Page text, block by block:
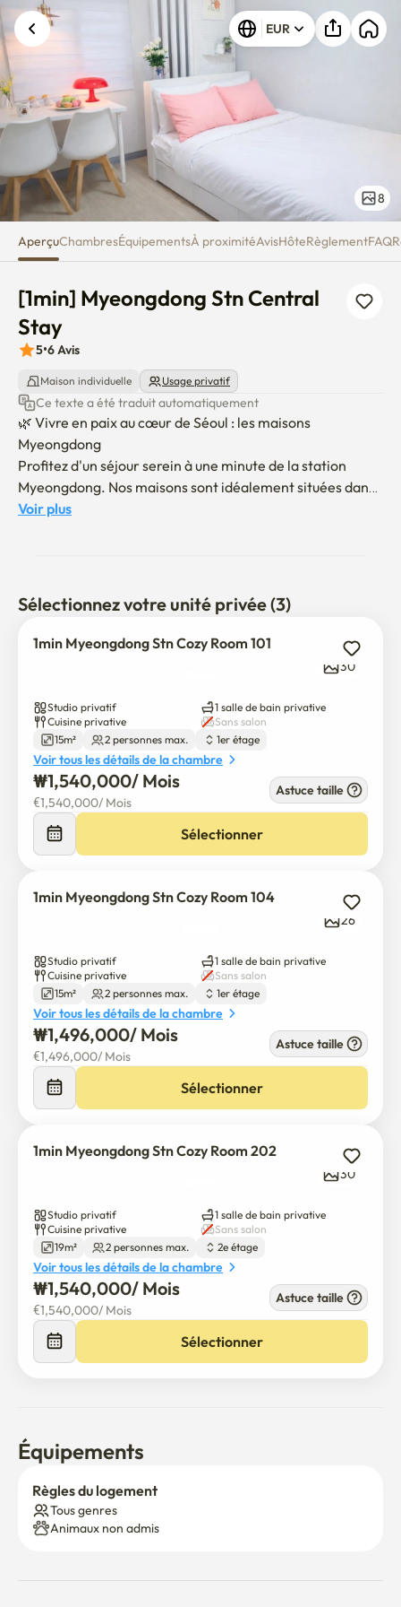
[1min] Myeongdong Stn
EUR
8
AperçuChambresÉquipementsÀ proximitéAvisHôteRèglementFAQ
[1min] Myeongdong Stn Central
Stay
5•6Avis
Maison individuelle Usage privatif
Ce texte a été traduit automatiquement
🌿 Vivre en paix au cœur de Séoul : les maisons
Myeongdong
Profitez d'un séjour serein à une minute de la station
Myeongdong. Nos maisons sont idéalement situées dans
une rue calme, offrant un environnement stable et
📍 Emplacement privilégié et connectivité
1-min à pied de la rue Myeongdong : accès sans effort aux
lignes de métro 2 et 4.
Vie à Séoul: Profitez des meilleurs restaurants et
shopping que Myeong-dong a à offrir, juste à votre porte.
🏠 Spécialisé dans les séjours de longue durée
Calme et calme: Situé à l'écart des principaux bruits de
shopping, parfait pour se reposer et se concentrer.
Rabais exclusifs : Une réduction de 10% est offerte pour
les séjours de plus de 30 nuits.
de 14 nuits pour une vie quotidienne stable.
Exploitée comme une entreprise de location et non
comme un service d'hébergement.
La literie et les produits d'hygiène personnelle ne sont
pas fournis, mais nous pouvons vous mettre en relation
avec une société de location si nécessaire.
Homes)
명동의 활기찬 중심부에서 단 1분, 하지만 소음에서는 멀어진 고요
서의 긴 여정을 준비하는 분들을 위한 최적의 단기 임대 주거지입니
📍 완벽한 위치와 편리한 생활
초역세권: 4호선 명동역에서 도보 1분 거리로 서울 어디든 빠르게
연결됩니다.
직주근접: 시청, 종로, 을지로 등 주요 업무 지구와 인접하여 출퇴근
🏠 장기 투숙객을 위한 특별한 혜택
체류에도 조용하고 쾌적합니다.
장기 숙박 할인: 30박 이상 투숙 시 10% 특별 할인 혜택을 제공하여
경제적인 서울 살이가 가능합니다.
유닛을 운영하고 있습니다.
Voir plus
Sélectionnez votre unité privée (3)
1min Myeongdong Stn Cozy Room 101
30
Studio privatif
1 salle de bain privative
Cuisine privative
Sans salon
15m²
2 personnes max. 1er étage
Voir tous les détails de la chambre
₩1,540,000/ Mois
€1,540,000/ Mois
Astuce taille
Sélectionner
1min Myeongdong Stn Cozy Room 104
26
Studio privatif
1 salle de bain privative
Cuisine privative
Sans salon
15m²
2 personnes max. 1er étage
Voir tous les détails de la chambre
₩1,496,000/ Mois
€1,496,000/ Mois
Astuce taille
Sélectionner
1min Myeongdong Stn Cozy Room 202
30
Studio privatif
1 salle de bain privative
Cuisine privative
Sans salon
19m²
2 personnes max. 2e étage
Voir tous les détails de la chambre
₩1,540,000/ Mois
€1,540,000/ Mois
Astuce taille
Sélectionner
Équipements
Règles du logement
Tous genres
Animaux non admis
Une erreur inconnue est survenue. Veuillez
réessayer.